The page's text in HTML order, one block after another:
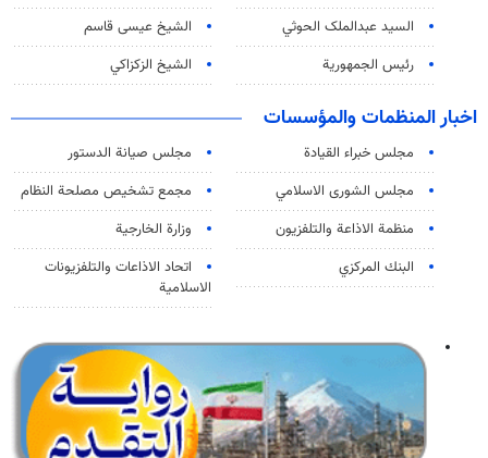
السید عبدالملک الحوثي
الشيخ عيسى قاسم
رئيس الجمهورية
الشيخ الزكزاكي
اخبار المنظمات والمؤسسات
مجلس خبراء القيادة
مجلس صيانة الدستور
مجلس الشورى الاسلامي
مجمع تشخيص مصلحة النظام
منظمة الاذاعة والتلفزیون
وزارة الخارجية
البنك المركزي
اتحاد الاذاعات والتلفزيونات
الاسلامية